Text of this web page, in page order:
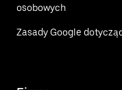
osobowych
Zasady Google